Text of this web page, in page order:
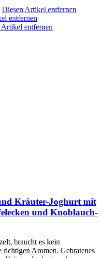
Diesen Artikel entfernen
entfernen
entfernen
Kräuter-Joghurt mit
und Knoblauch-
braucht es kein
Aromen. Gebratenes